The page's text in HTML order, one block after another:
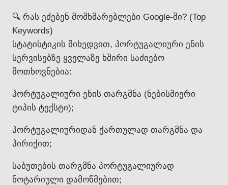
🔍 რას ეძებენ მომხმარებლები Google-ში? (Top
Keywords)
სტატისტიკის მიხედვით, პორტუგალიური ენის
სერვისებზე ყველაზე ხშირი საძიებო
მოთხოვნებია:
პორტუგალიური ენის თარგმნა (ნებისმიერი
ტიპის ტექსტი);
პორტუგალიურიდან ქართულად თარგმნა და
პირიქით;
საბუთების თარგმნა პორტუგალიურად
ნოტარიული დამოწმებით;